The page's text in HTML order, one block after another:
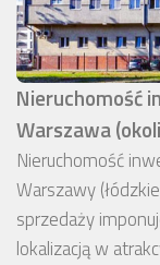
Nieruchomość
Warszawa
Nieruchomość
Warszawy
sprzedaży
lokalizacją w